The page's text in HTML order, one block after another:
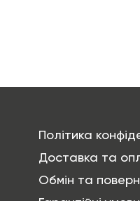
Політика
Доставка та
Обмін та